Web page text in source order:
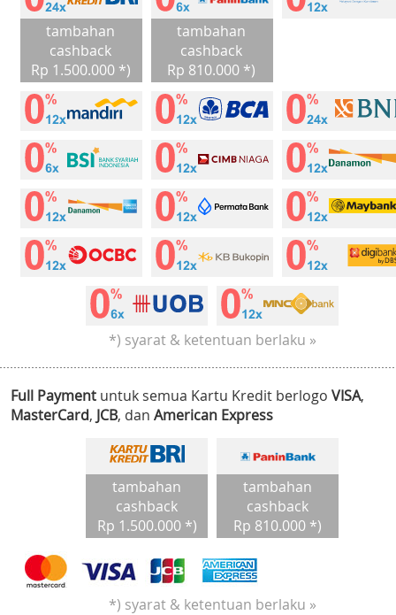
tambahan
cashback
Rp 1.500.000 *)
tambahan
cashback
Rp 810.000 *)
*) syarat & ketentuan berlaku »
Full Payment untuk semua Kartu Kredit berlogo VISA,
MasterCard, JCB, dan American Express
tambahan
cashback
Rp 1.500.000 *)
tambahan
cashback
Rp 810.000 *)
*) syarat & ketentuan berlaku »